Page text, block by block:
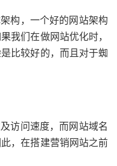
构，一个好的网站架构
我们在做网站优化时，
比较好的，而且对于蜘
访问速度，而网站域名
，在搭建营销网站之前